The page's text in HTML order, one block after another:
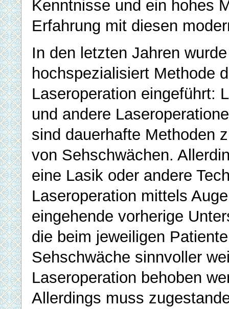
Kenntnisse und ein hohes
Erfahrung mit diesen
In den letzten Jahren
hochspezialisiert Methode
Laseroperation eingeführt:
und andere
sind dauerhafte Methoden
von Sehschwächen.
eine Lasik oder andere
Laseroperation mittels
eingehende vorherige
die beim jeweiligen
Sehschwäche sinnvoller
Laseroperation behoben
Allerdings muss